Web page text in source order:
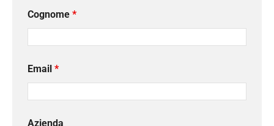
Cognome *
Email *
Azienda